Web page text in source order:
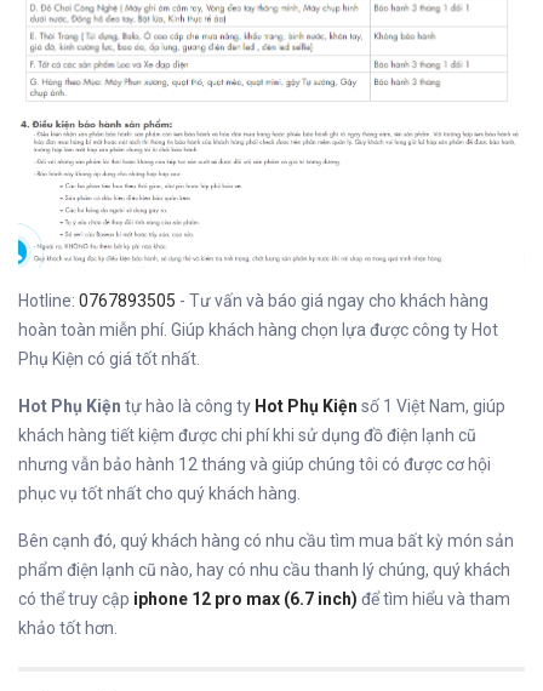
Hotline: 0767893505 - Tư vấn và báo giá ngay cho khách hàng
hoàn toàn miễn phí. Giúp khách hàng chọn lựa được công ty Hot
Phụ Kiện có giá tốt nhất.
Hot Phụ Kiện tự hào là công ty Hot Phụ Kiện số 1 Việt Nam, giúp
khách hàng tiết kiệm được chi phí khi sử dụng đồ điện lạnh cũ
nhưng vẫn bảo hành 12 tháng và giúp chúng tôi có được cơ hội
phục vụ tốt nhất cho quý khách hàng.
Bên cạnh đó, quý khách hàng có nhu cầu tìm mua bất kỳ món sản
phẩm điện lạnh cũ nào, hay có nhu cầu thanh lý chúng, quý khách
có thể truy cập iphone 12 pro max (6.7 inch) để tìm hiểu và tham
khảo tốt hơn.